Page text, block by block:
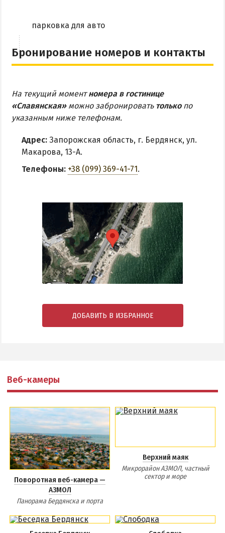
парковка для авто
Бронирование номеров и контакты
На текущий моментномера в гостинице
«Славянская»можно забронировать толькопо
указанным ниже телефонам.
Адрес: Запорожская область, г. Бердянск, ул.
Макарова, 13-А.
Телефоны: +38 (099) 369-41-71.
ДОБАВИТЬ В ИЗБРАННОЕ
Веб-камеры
Поворотная веб-камера —
АЗМОЛ
Панорама Бердянска и порта
Верхний маяк
Микрорайон АЗМОЛ, частный
сектор и море